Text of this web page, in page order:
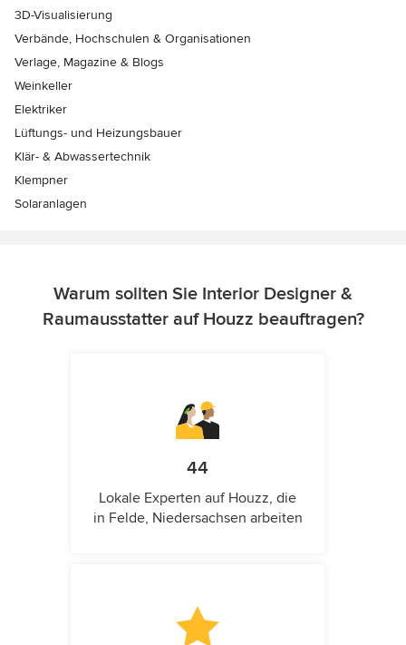
3D-Visualisierung
Verbände, Hochschulen & Organisationen
Verlage, Magazine & Blogs
Weinkeller
Elektriker
Lüftungs- und Heizungsbauer
Klär- & Abwassertechnik
Klempner
Solaranlagen
Warum sollten Sie Interior Designer &
Raumausstatter auf Houzz beauftragen?
44
Lokale Experten auf Houzz, die
in Felde, Niedersachsen arbeiten